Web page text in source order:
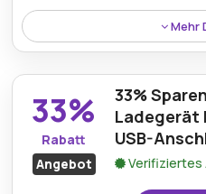
Mehr
Genießen Sie 32% Rabatt
Karaoke-Mikrofon, das
und Unterhaltungswert
reduzierten Preis bietet.
33%
Rabatt
Angebot
33%
Ladegerät
USB-
Verifiziertes